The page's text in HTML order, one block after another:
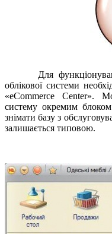
Для
облікової системи
«eCommerce Center».
систему окремим
знімати базу з
залишається типовою.